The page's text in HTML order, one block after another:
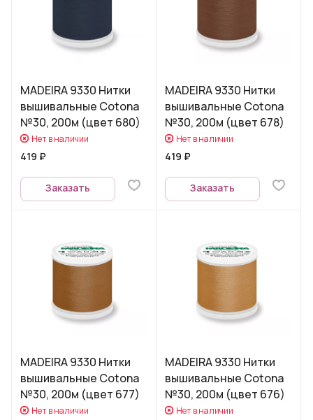
MADEIRA 9330 Нитки
вышивальные Cotona
№30, 200м (цвет 680)
Нет в наличии
419 ₽
Заказать
MADEIRA 9330 Нитки
вышивальные Cotona
№30, 200м (цвет 678)
Нет в наличии
419 ₽
Заказать
MADEIRA 9330 Нитки
вышивальные Cotona
№30, 200м (цвет 677)
Нет в наличии
MADEIRA 9330 Нитки
вышивальные Cotona
№30, 200м (цвет 676)
Нет в наличии